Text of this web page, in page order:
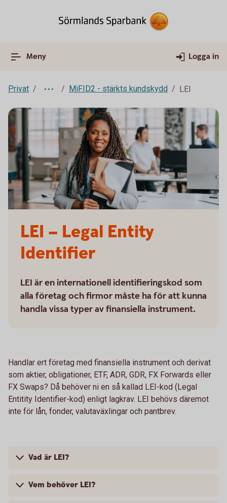
Meny Logga in
Privat MiFID2 - stärkts kundskydd LEI
LEI – Legal Entity
Identifier
LEI är en internationell identifieringskod som
alla företag och firmor måste ha för att kunna
handla vissa typer av finansiella instrument.
Handlar ert företag med finansiella instrument och derivat
som aktier, obligationer, ETF, ADR, GDR, FX Forwards eller
FX Swaps? Då behöver ni en så kallad LEI-kod (Legal
Entitity Identifier-kod) enligt lagkrav. LEI behövs däremot
inte för lån, fonder, valutaväxlingar och pantbrev.
Vad är LEI?
Vem behöver LEI?